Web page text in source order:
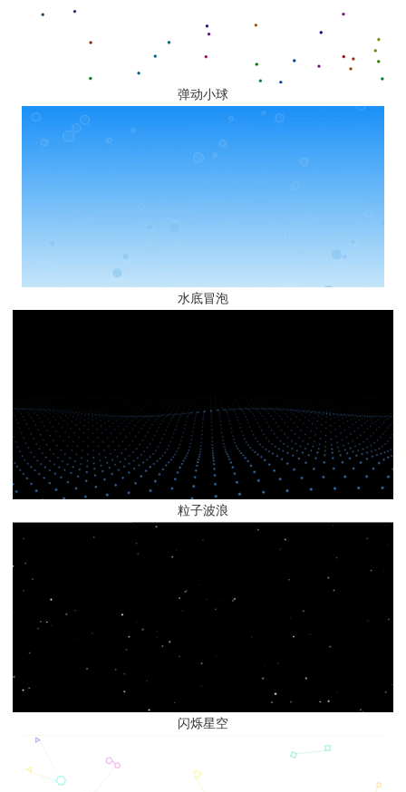
弹动小球
水底冒泡
粒子波浪
闪烁星空